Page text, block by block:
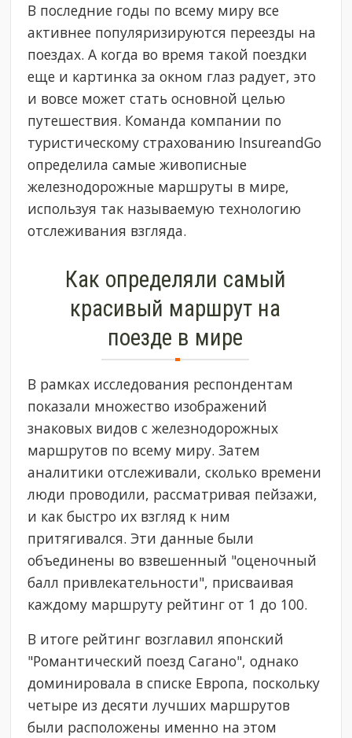
В последние годы по всему миру все
активнее популяризируются переезды на
поездах. А когда во время такой поездки
еще и картинка за окном глаз радует, это
и вовсе может стать основной целью
путешествия. Команда компании по
туристическому страхованию InsureandGo
определила самые живописные
железнодорожные маршруты в мире,
используя так называемую технологию
отслеживания взгляда.
Как определяли самый
красивый маршрут на
поезде в мире
В рамках исследования респондентам
показали множество изображений
знаковых видов с железнодорожных
маршрутов по всему миру. Затем
аналитики отслеживали, сколько времени
люди проводили, рассматривая пейзажи,
и как быстро их взгляд к ним
притягивался. Эти данные были
объединены во взвешенный "оценочный
балл привлекательности", присваивая
каждому маршруту рейтинг от 1 до 100.
В итоге рейтинг возглавил японский
"Романтический поезд Сагано", однако
доминировала в списке Европа, поскольку
четыре из десяти лучших маршрутов
были расположены именно на этом